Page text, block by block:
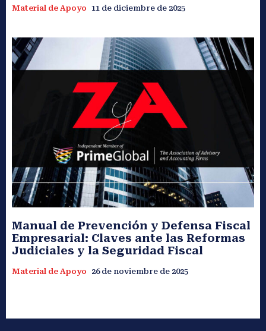
Material de Apoyo 11 de diciembre de 2025
Manual de Prevención y Defensa Fiscal
Empresarial: Claves ante las Reformas
Judiciales y la Seguridad Fiscal
Material de Apoyo 26 de noviembre de 2025